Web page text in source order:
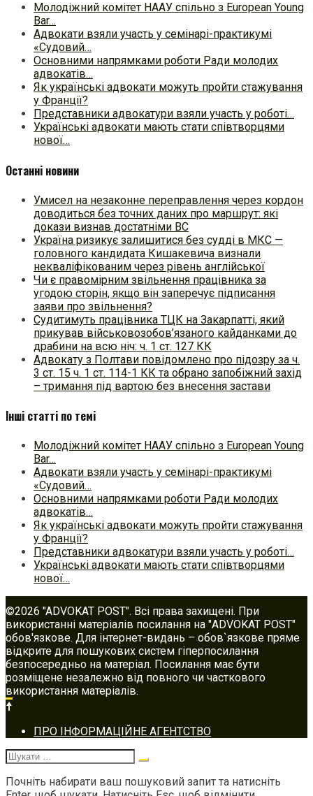
Молодіжний комітет НААУ спільно з European Young
Bar…
Адвокати взяли участь у семінарі-практикумі
«Судовий…
Основними напрямками роботи Ради молодих
адвокатів…
Як українські адвокати можуть пройти стажування
у Франції?
Представники адвокатури взяли участь у роботі…
Українські адвокати мають стати співтворцями
нової…
Останні новини
Умисел на незаконне переправлення через кордон
доводиться без точних даних про маршрут: які
докази визнав достатніми ВС
Україна ризикує залишитися без судді в МКС —
головного кандидата Кишакевича визнали
некваліфікованим через рівень англійської
Чи є правомірним звільнення працівника за
угодою сторін, якщо він заперечує підписання
заяви про звільнення?
Судитимуть працівника ТЦК на Закарпатті, який
прикував військовозобов’язаного кайданками до
драбини на всю ніч: ч. 1 ст. 127 КК
Адвокату з Полтави повідомлено про підозру за ч.
3 ст. 15 ч. 1 ст. 114-1 КК та обрано запобіжний захід
– тримання під вартою без внесення застави
Інші статті по темі
Молодіжний комітет НААУ спільно з European Young
Bar…
Адвокати взяли участь у семінарі-практикумі
«Судовий…
Основними напрямками роботи Ради молодих
адвокатів…
Як українські адвокати можуть пройти стажування
у Франції?
Представники адвокатури взяли участь у роботі…
Українські адвокати мають стати співтворцями
нової…
©2026 "ADVOKAT POST". Всі права захищені. При
використанні матеріалів посилання на "ADVOKAT POST"
обов'язкове. Для інтернет-видань – обов`язкове пряме
відкрите для пошукових систем гіперпосилання
безпосередньо на матеріал. Посилання має бути
розміщене незалежно від повного чи часткового
використання матеріалів.
Footer
navigation
ПРО ІНФОРМАЦІЙНЕ АГЕНТСТВО
Шукати:
Почніть набирати ваш пошуковий запит та натисніть